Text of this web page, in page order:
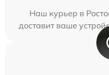
Наш курьер в
доставит ваше